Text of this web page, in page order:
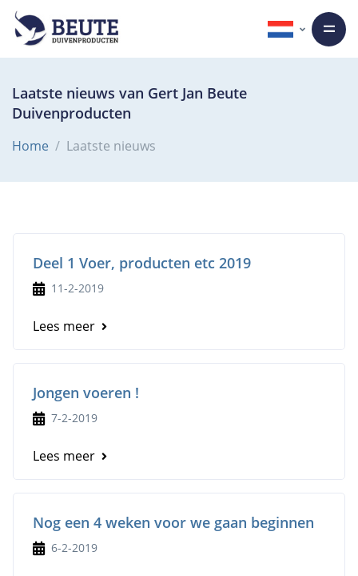
Laatste nieuws van Gert Jan Beute
Duivenproducten
Home Laatste nieuws
Deel 1 Voer, producten etc 2019
11-2-2019
Lees meer
Jongen voeren !
7-2-2019
Lees meer
Nog een 4 weken voor we gaan beginnen
6-2-2019